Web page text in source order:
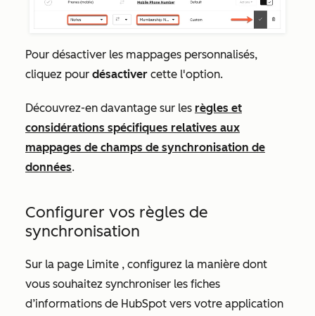
Pour désactiver les mappages personnalisés,
cliquez pour désactiver cette l'option.
Découvrez-en davantage sur les règles et
considérations spécifiques relatives aux
mappages de champs de synchronisation de
données.
Configurer vos règles de
synchronisation
Sur la page Limite , configurez la manière dont
vous souhaitez synchroniser les fiches
d’informations de HubSpot vers votre application